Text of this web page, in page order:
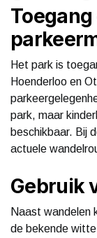
Toegang
Het park is
Hoenderloo en
park, maar
beschikbaar. Bij
actuele
Gebruik
Naast wandelen
de bekende